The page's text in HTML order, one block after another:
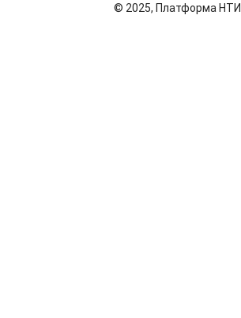
© 2025, Платформа НТИ